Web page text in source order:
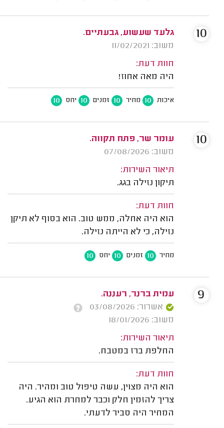
גלעד שעשוע, גבעתיים.
משוב: 11/02/2021
חוות דעת:
היה מאה אחוז!
איכות 10 מחיר 10 זמנים 10 יחס 10
10
עומר שר, פתח תקווה.
משוב: 07/08/2026
תיאור השירות:
תיקון נזילה בגג.
חוות דעת:
הוא היה אחלה, ממש טוב. הוא בסוף לא תיקן
נזילה, כי לא הייתה נזילה.
מחיר 10 זמנים 10 יחס 10
10
עמית ברנר, רעננה.
אשרור: 03/08/2026
משוב: 18/01/2026
תיאור השירות:
החלפת ברז במטבח.
חוות דעת:
הוא היה מצוין, עשה טיפול טוב ומהיר. היה
צריך להזמין חלק וכבר למחרת הוא הגיע.
המחיר היה סביר לדעתי.
9